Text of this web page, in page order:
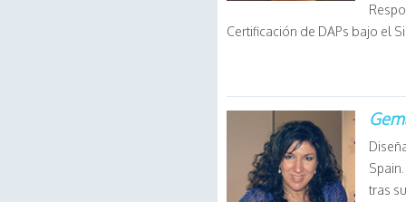
Certificación de DAPs bajo el
tras